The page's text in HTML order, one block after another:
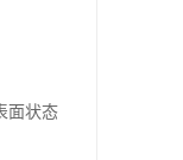
面状态